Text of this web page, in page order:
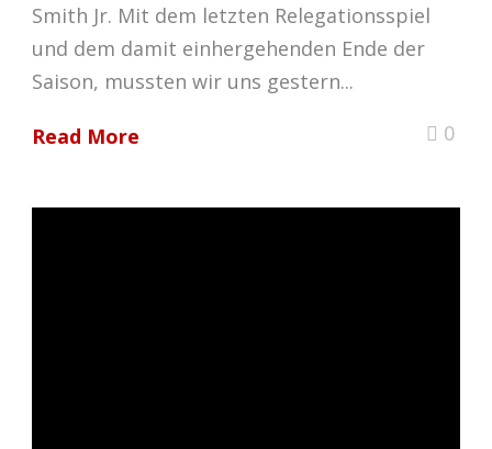
Smith Jr. Mit dem letzten Relegationsspiel
und dem damit einhergehenden Ende der
Saison, mussten wir uns gestern...
Read More 0